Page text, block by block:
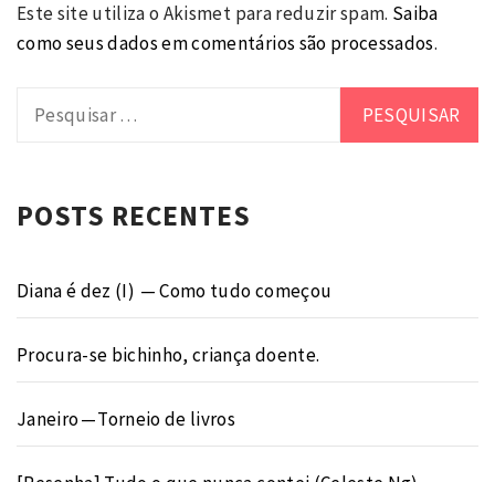
Este site utiliza o Akismet para reduzir spam. Saiba
como seus dados em comentários são processados.
por:
POSTS RECENTES
Diana é dez (I) — Como tudo começou
Procura-se bichinho, criança doente.
Janeiro — Torneio de livros